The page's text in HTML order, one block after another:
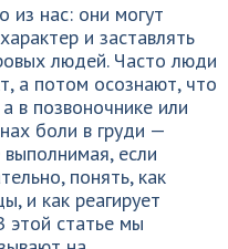
из нас: они могут
и заставлять
людей. Часто люди
а потом осознают, что
в позвоночнике или
боли в груди —
если
понять, как
и как реагирует
этой статье мы